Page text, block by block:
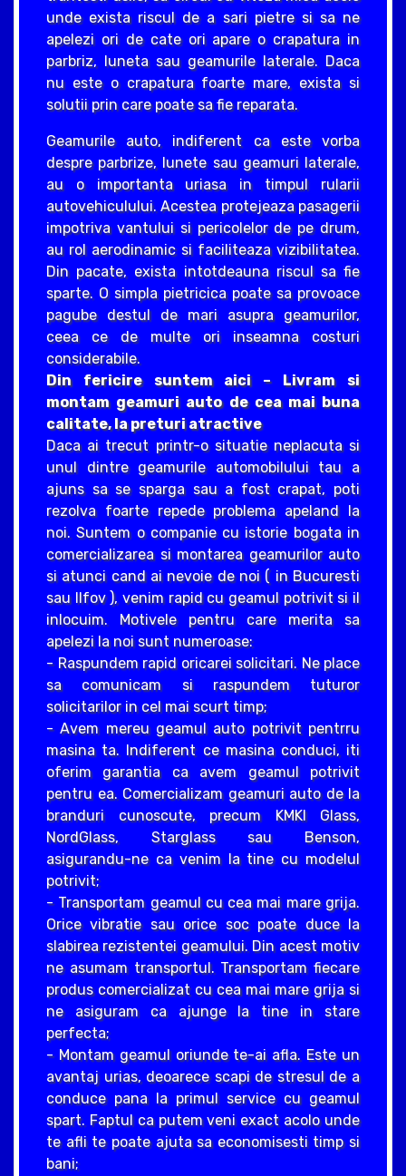
unde exista riscul de a sari pietre si sa ne
apelezi ori de cate ori apare o crapatura in
parbriz, luneta sau geamurile laterale. Daca
nu este o crapatura foarte mare, exista si
solutii prin care poate sa fie reparata.
Geamurile auto, indiferent ca este vorba
despre parbrize, lunete sau geamuri laterale,
au o importanta uriasa in timpul rularii
autovehiculului. Acestea protejeaza pasagerii
impotriva vantului si pericolelor de pe drum,
au rol aerodinamic si faciliteaza vizibilitatea.
Din pacate, exista intotdeauna riscul sa fie
sparte. O simpla pietricica poate sa provoace
pagube destul de mari asupra geamurilor,
ceea ce de multe ori inseamna costuri
considerabile.
Din fericire suntem aici – Livram si
montam geamuri auto de cea mai buna
calitate, la preturi atractive
Daca ai trecut printr-o situatie neplacuta si
unul dintre geamurile automobilului tau a
ajuns sa se sparga sau a fost crapat, poti
rezolva foarte repede problema apeland la
noi. Suntem o companie cu istorie bogata in
comercializarea si montarea geamurilor auto
si atunci cand ai nevoie de noi ( in Bucuresti
sau Ilfov ), venim rapid cu geamul potrivit si il
inlocuim. Motivele pentru care merita sa
apelezi la noi sunt numeroase:
- Raspundem rapid oricarei solicitari. Ne place
sa comunicam si raspundem tuturor
solicitarilor in cel mai scurt timp;
- Avem mereu geamul auto potrivit pentrru
masina ta. Indiferent ce masina conduci, iti
oferim garantia ca avem geamul potrivit
pentru ea. Comercializam geamuri auto de la
branduri cunoscute, precum KMKI Glass,
NordGlass, Starglass sau Benson,
asigurandu-ne ca venim la tine cu modelul
potrivit;
- Transportam geamul cu cea mai mare grija.
Orice vibratie sau orice soc poate duce la
slabirea rezistentei geamului. Din acest motiv
ne asumam transportul. Transportam fiecare
produs comercializat cu cea mai mare grija si
ne asiguram ca ajunge la tine in stare
perfecta;
- Montam geamul oriunde te-ai afla. Este un
avantaj urias, deoarece scapi de stresul de a
conduce pana la primul service cu geamul
spart. Faptul ca putem veni exact acolo unde
te afli te poate ajuta sa economisesti timp si
bani;